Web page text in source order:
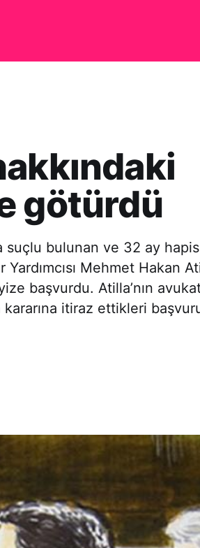
götürdü
suçlu bulunan ve 32 ay
Mehmet Hakan
başvurdu. Atilla’nın
itiraz ettikleri